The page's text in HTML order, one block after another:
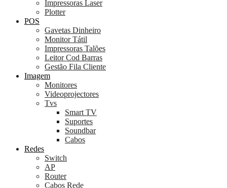
Impressoras Laser
Plotter
POS
Gavetas Dinheiro
Monitor Tátil
Impressoras Talões
Leitor Cod Barras
Gestão Fila Cliente
Imagem
Monitores
Videoprojectores
Tvs
Smart TV
Suportes
Soundbar
Cabos
Redes
Switch
AP
Router
Cabos Rede